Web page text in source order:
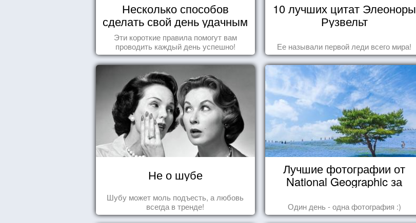
Несколько способов
сделать свой день удачным
Эти короткие правила помогут вам
проводить каждый день успешно!
10 лучших цитат Элеоноры
Рузвельт
Ее называли первой леди всего мира!
Не о шубе
Шубу может моль подъесть, а любовь
всегда в тренде!
Лучшие фотографии от
National Geographic за
Один день - одна фотография :)